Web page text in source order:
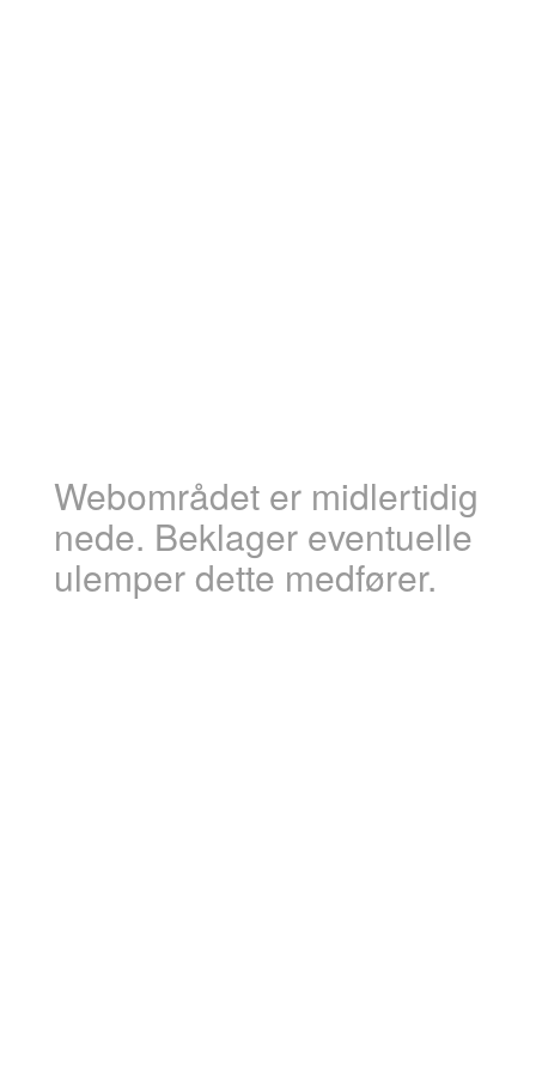
Webområdet er midlertidig
nede. Beklager eventuelle
ulemper dette medfører.